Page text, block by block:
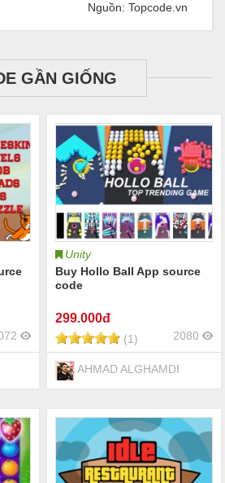
Nguồn: Topcode.vn
GẦN GIỐNG
Unity
Buy Hollo Ball App source
code
299.000đ
(1) 2080
AHMAD ALGHAMDI